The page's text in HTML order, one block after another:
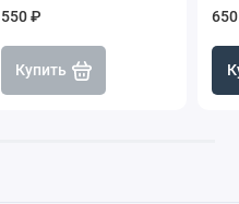
550 ₽
Купить